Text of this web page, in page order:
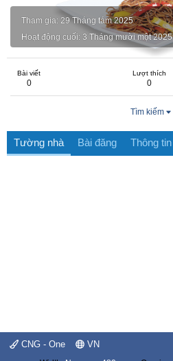
Tham gia 29 Tháng tám 2025
Hoạt động cuối 3 Tháng mười một 2025
Bài viết
0
Lượt thích
0
Tìm kiếm
Tường nhà Bài đăng Thông tin
CNG - One VN